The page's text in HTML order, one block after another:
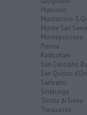
Marciano
Montalcino-
Monte San
Montepulciano
Pienza
Radicofani
San Casciano
San Quirico
Sarteano
Sinalunga
Torrita di Siena
Trequanda